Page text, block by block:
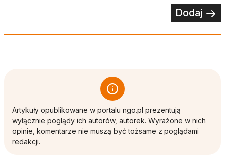
Dodaj
Artykuły opublikowane w portalu ngo.pl prezentują
wyłącznie poglądy ich autorów, autorek. Wyrażone w nich
opinie, komentarze nie muszą być tożsame z poglądami
redakcji.